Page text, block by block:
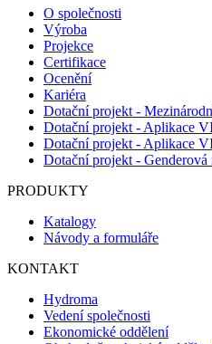
O společnosti
Výroba
Projekce
Certifikace
Ocenění
Kariéra
Dotační projekt -
Dotační projekt - Aplikace
Dotační projekt - Aplikace
Dotační projekt -
PRODUKTY
Katalogy
Návody a formuláře
KONTAKT
Hydroma
Vedení společnosti
Ekonomické oddělení